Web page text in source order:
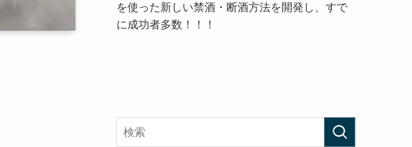
を使った新しい禁酒・断酒方法を開発し、すで
に成功者多数！！！